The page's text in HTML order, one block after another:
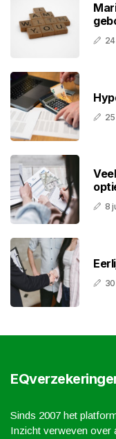
8
Sinds 2007 het
Inzicht verweven over